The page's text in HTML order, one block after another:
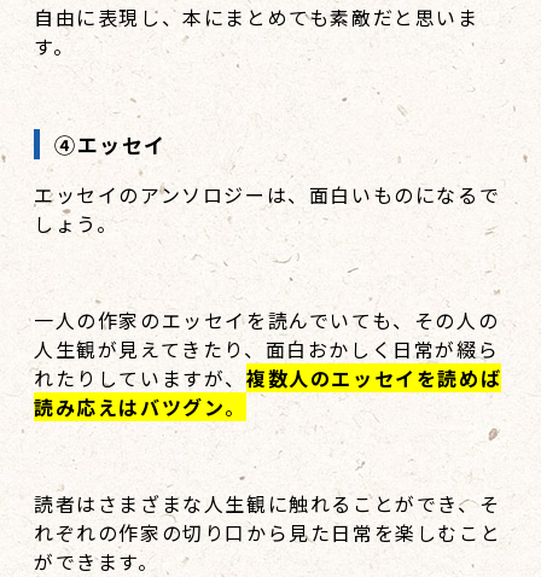
自由に表現し、本にまとめても素敵だと思いま
す。
④エッセイ
エッセイのアンソロジーは、面白いものになるで
しょう。
一人の作家のエッセイを読んでいても、その人の
人生観が見えてきたり、面白おかしく日常が綴ら
れたりしていますが、 複数人のエッセイを読めば
読み応えはバツグン。
読者はさまざまな人生観に触れることができ、そ
れぞれの作家の切り口から見た日常を楽しむこと
ができます。